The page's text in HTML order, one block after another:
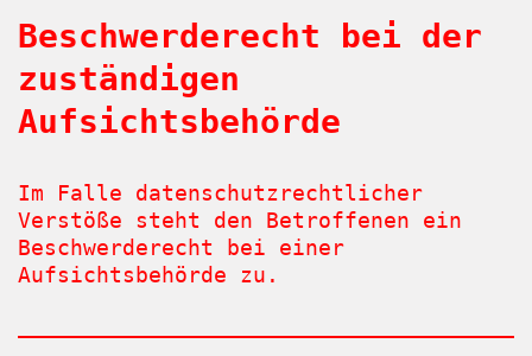
Beschwerderecht bei der
zuständigen
Aufsichtsbehörde
Im Falle datenschutzrechtlicher
Verstöße steht den Betroffenen ein
Beschwerderecht bei einer
Aufsichtsbehörde zu.